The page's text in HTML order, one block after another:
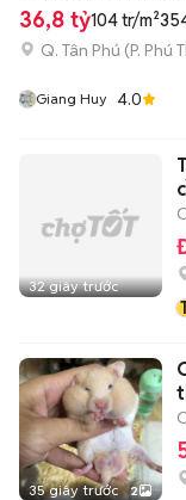
36,8 tỷ104 tr/m²
Q. Tân Phú (P. Phú
Giang Huy 4.0
32 giây trước
35 giây trước 2